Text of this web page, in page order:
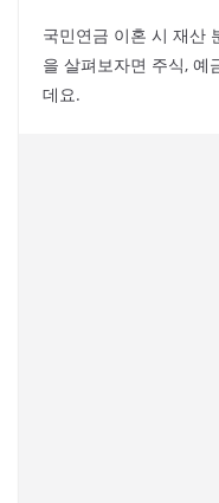
국민연금 이혼 시 재산
을 살펴보자면 주식, 예
데요.